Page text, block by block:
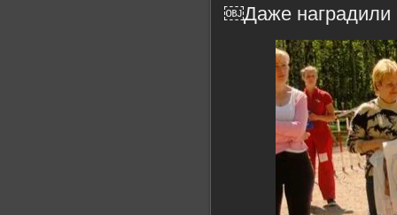
￼Даже наградили